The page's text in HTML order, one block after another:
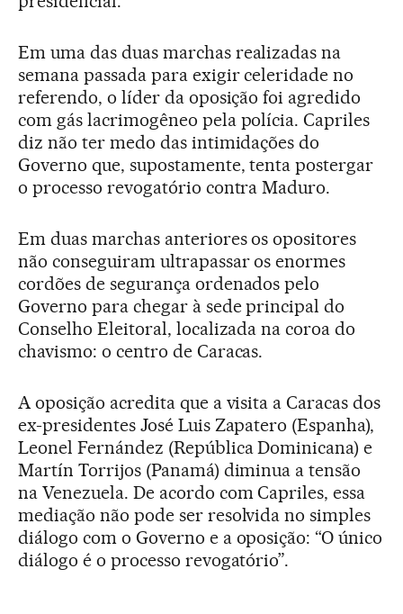
Em uma das duas marchas realizadas na
semana passada para exigir celeridade no
referendo, o líder da oposição foi agredido
com gás lacrimogêneo pela polícia. Capriles
diz não ter medo das intimidações do
Governo que, supostamente, tenta postergar
o processo revogatório contra Maduro.
Em duas marchas anteriores os opositores
não conseguiram ultrapassar os enormes
cordões de segurança ordenados pelo
Governo para chegar à sede principal do
Conselho Eleitoral, localizada na coroa do
chavismo: o centro de Caracas.
A oposição acredita que a visita a Caracas dos
ex-presidentes José Luis Zapatero (Espanha),
Leonel Fernández (República Dominicana) e
Martín Torrijos (Panamá) diminua a tensão
na Venezuela. De acordo com Capriles, essa
mediação não pode ser resolvida no simples
diálogo com o Governo e a oposição: “O único
diálogo é o processo revogatório”.